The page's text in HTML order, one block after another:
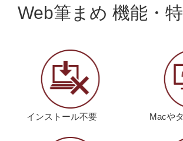
Web筆まめ 機能・
インストール不要 Macや